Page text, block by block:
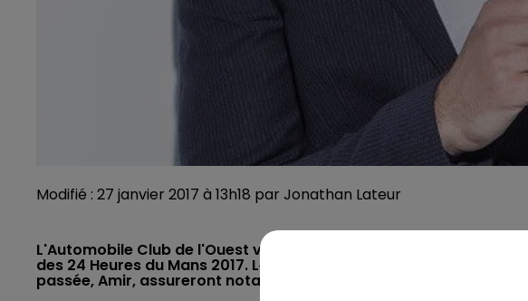
Modifié : 27 janvier 2017 à 13h18 par Jonathan Lateur
L'Automobile Club de l'Ouest vient d'annoncer les têtes d'affiches
des 24 Heures du Mans 2017. Le mythique groupe Kool & the
passée, Amir, assureront notamment le spectacle.